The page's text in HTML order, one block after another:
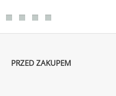
PRZED ZAKUPEM